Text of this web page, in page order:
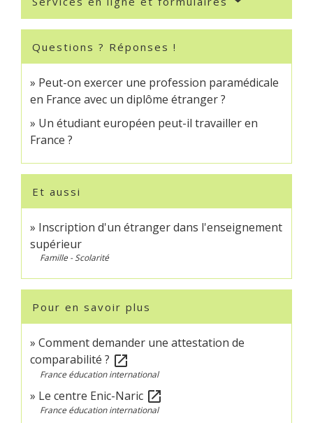
Questions ? Réponses !
Peut-on exercer une profession paramédicale
en France avec un diplôme étranger ?
Un étudiant européen peut-il travailler en
France ?
Et aussi
Inscription d'un étranger dans l'enseignement
supérieur
Famille - Scolarité
Pour en savoir plus
Comment demander une attestation de
comparabilité ? open_in_new
France éducation international
Le centre Enic-Naric open_in_new
France éducation international